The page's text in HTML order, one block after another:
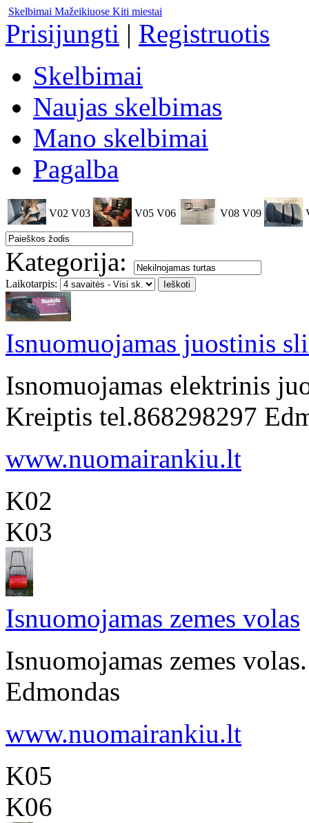
Skelbimai Mažeikiuose Kiti miestai
Prisijungti | Registruotis
Skelbimai
Naujas skelbimas
Mano skelbimai
Pagalba
V02 V03 V05 V06 V08 V09
Kategorija:
Laikotarpis:
Isnuomuojamas juostinis
Isnomuojamas elektrinis
Kreiptis tel.868298297
www.nuomairankiu.lt
K02
K03
Isnuomojamas zemes volas
Isnuomojamas zemes
Edmondas
www.nuomairankiu.lt
K05
K06